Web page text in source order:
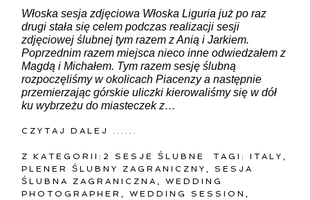
Włoska sesja zdjęciowa Włoska Liguria już po raz
drugi stała się celem podczas realizacji sesji
zdjęciowej ślubnej tym razem z Anią i Jarkiem.
Poprzednim razem miejsca nieco inne odwiedzałem z
Magdą i Michałem. Tym razem sesję ślubną
rozpoczęliśmy w okolicach Piacenzy a następnie
przemierzając górskie uliczki kierowaliśmy się w dół
ku wybrzeżu do miasteczek z…
CZYTAJ DALEJ ......
Z KATEGORII: 2 SESJE ŚLUBNE TAGI:ITALY
PLENER ŚLUBNY ZAGRANICZNY
SESJA
ŚLUBNA ZAGRANICZNA
,WEDDING
PHOTOGRAPHER
,WEDDING SESSION